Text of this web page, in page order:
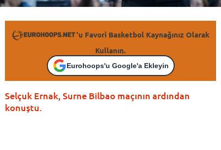
'u Favori Basketbol Kaynağınız Olarak
Kullanın.
Eurohoops'u Google'a Ekleyin
Selçuk Ernak, Surne Bilbao maçının ardından
konuştu.